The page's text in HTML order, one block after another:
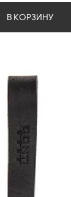
В КОРЗИНУ